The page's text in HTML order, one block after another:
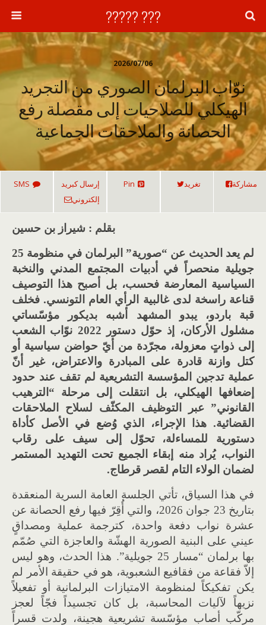
??? ?????
2026/07/06
نوّاب البرلمان الصوري من التجريد
الهيكلي للصلاحيات إلى مقصلة رفع
الحصانة والملاحقات الجماعية
مشاركة تغريد Pin
إرسال كبريد
إلكتروني
SMS
بقلم : شيراز بن حسين
لم يعد الحديث عن “صورية” البرلمان في منظومة 25
جويلية منحصراً في أدبيات المجتمع المدني والنخبة
السياسية المعارضة فحسب، بل أصبح هذا التوصيف
قناعة راسخة لدى غالبية الرأي العام التونسي. فخلف
قبة باردو، يبدو المشهد أشبه بديكور مؤسّساتي
مشلول الأركان، إذ حوّل دستور 2022 نوّاب الشعب
إلى ذواتٍ معزولة، مجرّدة من أيّ حواضن سياسية أو
كتل وازنة قادرة على المبادرة والاعتراض، غير أنّ
عملية تدجين المؤسسة التشريعية لم تقف عند حدود
إضعافها الهيكلي، بل انتقلت إلى مرحلة “ الترهيب
القانوني”عبر التوظيف المكثّف لسلاح الملاحقات
القضائية. هذا الإجراء، الذي وُضع في الأصل كأداة
دستورية للمساءلة، تحوّل إلى سيف على رقاب
النواب، يُراد منه إبقاء الجميع تحت التهديد المستمر
لضمان الولاء التام لقصر قرطاج.
في هذا السياق، تأتي الجلسة العامة السرية المنعقدة
بتاريخ 23 جوان 2026، والتي أُقِرّ فيها رفع الحصانة عن
عشرة نواب دفعة واحدة، كترجمة عملية ومصداقٍ
عيني على البنية الصورية الهشّة والعاجزة التي صُمّم
بها برلمان “مسار 25 جويلية”. هذا الحدث، وهو ليس
إلاّ فقاعة من فقافيع الشعبوية، هو في حقيقة الأمر لم
يكن تفكيكاً لمنظومة الامتيازات البرلمانية أو تفعيلاً
نزيهاً لآليات المحاسبة، بل كان تجسيداً فجّاً لعجز
مركّب أصاب مؤسّسة تشريعية هجينة، ولدت قسراً